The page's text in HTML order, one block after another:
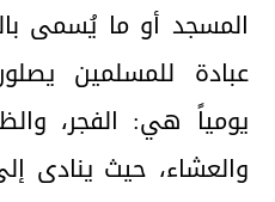
المسجد أو ما يُسمى
عبادة للمسلمين
يومياً هي: الفجر،
والعشاء، حيث ينادى